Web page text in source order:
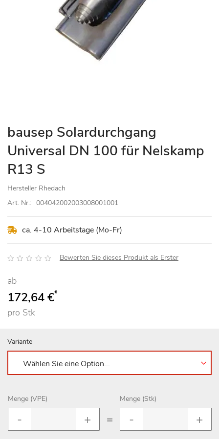
Zum
Anfang
der
springen
bausep Solardurchgang
Universal DN 100 für Nelskamp
R13 S
Hersteller Rhedach
Art. Nr.: 004042002003008001001
ca. 4-10 Arbeitstage (Mo-Fr)
Bewertung: Bewerten Sie dieses Produkt als Erster
ab
172,64 €*
pro Stk
Variante
Menge (VPE)
=
Menge (Stk)